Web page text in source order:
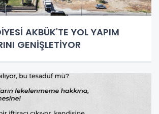
AKBÜK'TE YOL YAPIM
GENİŞLETİYOR